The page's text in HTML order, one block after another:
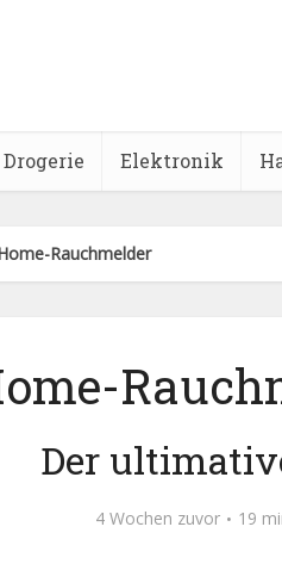
Drogerie Elektronik
Rauchmelder
Der
4 Wochen zuvor 19